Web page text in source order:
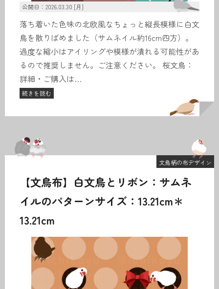
公開日：2026.03.30 [月]
落ち着いた色味の北欧風なちょっと縦長模様に白文
鳥を散りばめました（サムネイル約16cm四方）。
過度な縮小はアイリングや模様が潰れる可能性があ
るので推奨しません。ご注意ください。 桜文鳥：
詳細・ご購入は…
続きを読む
【文鳥布】白文鳥とリボン：サムネ
イルのパターンサイズ：13.21cm＊
13.21cm
文鳥柄の布デザイン